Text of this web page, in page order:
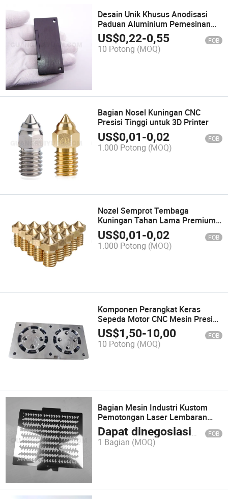
Desain Unik Khusus Anodisasi
Paduan Aluminium Pemesinan
CNC Bagian Logam
US$0,22-0,55 FOB
10 Potong (MOQ)
Bagian Nosel Kuningan CNC
Presisi Tinggi untuk 3D Printer
US$0,01-0,02 FOB
1.000 Potong (MOQ)
Nozel Semprot Tembaga
Kuningan Tahan Lama Premium
untuk Penyiraman yang Tepat
US$0,01-0,02 FOB
1.000 Potong (MOQ)
Komponen Perangkat Keras
Sepeda Motor CNC Mesin Presisi
Tinggi Premium
US$1,50-10,00 FOB
10 Potong (MOQ)
Bagian Mesin Industri Kustom
Pemotongan Laser Lembaran
Logam
Dapat dinegosiasikan FOB
1 Bagian (MOQ)